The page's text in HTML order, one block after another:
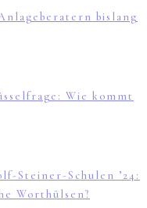
bislang
Wie kommt
Steiner-Schulen ’24:
Worthülsen?